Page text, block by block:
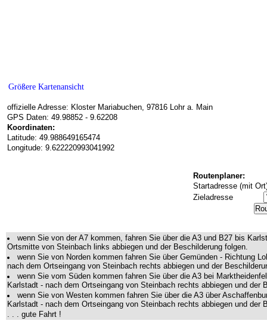
Größere Kartenansicht
offizielle Adresse: Kloster Mariabuchen, 97816 Lohr a. Main
GPS Daten: 49.98852 - 9.62208
Koordinaten:
Latitude: 49.988649165474
Longitude: 9.622220993041992
Routenplaner:
Startadresse (mit
Zieladresse
wenn Sie von der A7 kommen, fahren Sie über die A3 und B27 bis
Ortsmitte von Steinbach links abbiegen und der Beschilderung folgen.
wenn Sie von Norden kommen fahren Sie über Gemünden - Richtung
nach dem Ortseingang von Steinbach rechts abbiegen und der
wenn Sie vom Süden kommen fahren Sie über die A3 bei
Karlstadt - nach dem Ortseingang von Steinbach rechts abbiegen und der
wenn Sie von Westen kommen fahren Sie über die A3 über
Karlstadt - nach dem Ortseingang von Steinbach rechts abbiegen und der
. . . gute Fahrt !